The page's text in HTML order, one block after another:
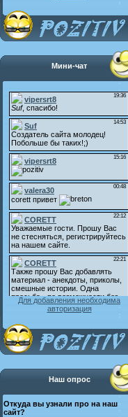
Мини-чат
Для добавления необходима
авторизация
Наш опрос
Откуда вы узнали про на наш
сайт?